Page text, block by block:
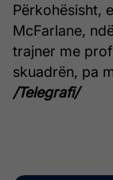
Përkohësisht,
McFarlane,
trajner me
skuadrën, pa
/Telegrafi/